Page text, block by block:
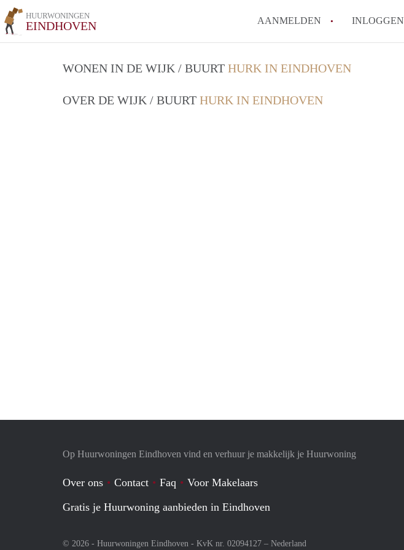
HUURWONINGEN
EINDHOVEN AANMELDEN INLOGGEN
WONEN IN DE WIJK / BUURT HURK IN EINDHOVEN
OVER DE WIJK / BUURT HURK IN EINDHOVEN
Op Huurwoningen Eindhoven vind en verhuur je makkelijk je Huurwoning
Over ons Contact Faq
Voor Makelaars
Gratis je Huurwoning aanbieden in Eindhoven
© 2026 - Huurwoningen Eindhoven - KvK nr. 02094127 – Nederland